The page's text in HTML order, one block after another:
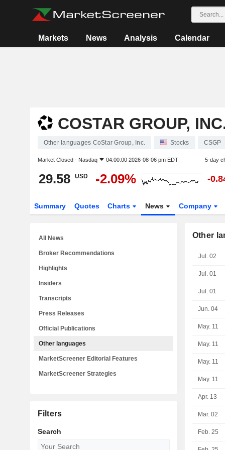
Markets News Analysis Calendar
COSTAR GROUP,
Other languages CoStar Group, Inc. Stocks CSGP
Market Closed - Nasdaq 04:00:00 2026-08-06 pm EDT 5-day
29.58 USD -2.09% -
Summary Quotes Charts News Company
Other
Jul. 02
Jul. 01
Jul. 01
Jun. 04
May. 11
May. 11
May. 11
May. 11
Apr. 13
Mar. 02
Feb. 25
All News
Broker Recommendations
Highlights
Insiders
Transcripts
Press Releases
Official Publications
Other languages
MarketScreener Editorial Features
MarketScreener Strategies
Filters
Search